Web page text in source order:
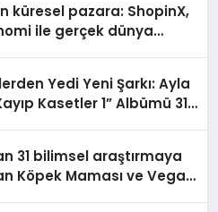
küresel pazara: ShopinX,
ile gerçek dünya
Yedi Yeni Şarkı: Ayla
Kasetler 1” Albümü 31
31 bilimsel araştırmaya
Köpek Maması ve Vegan